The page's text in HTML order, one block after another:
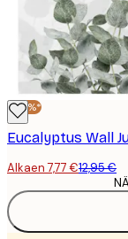
-40%*
Eucalyptus Wall
Alkaen 7,77 €12,95 €